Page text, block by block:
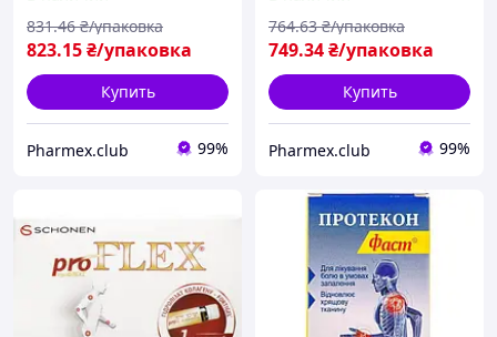
823.15₴/упаковка
831.46 ₴/упаковка
Купить
Pharmex.club 99%
749.34₴/упаковка
764.63 ₴/упаковка
Купить
Pharmex.club 99%